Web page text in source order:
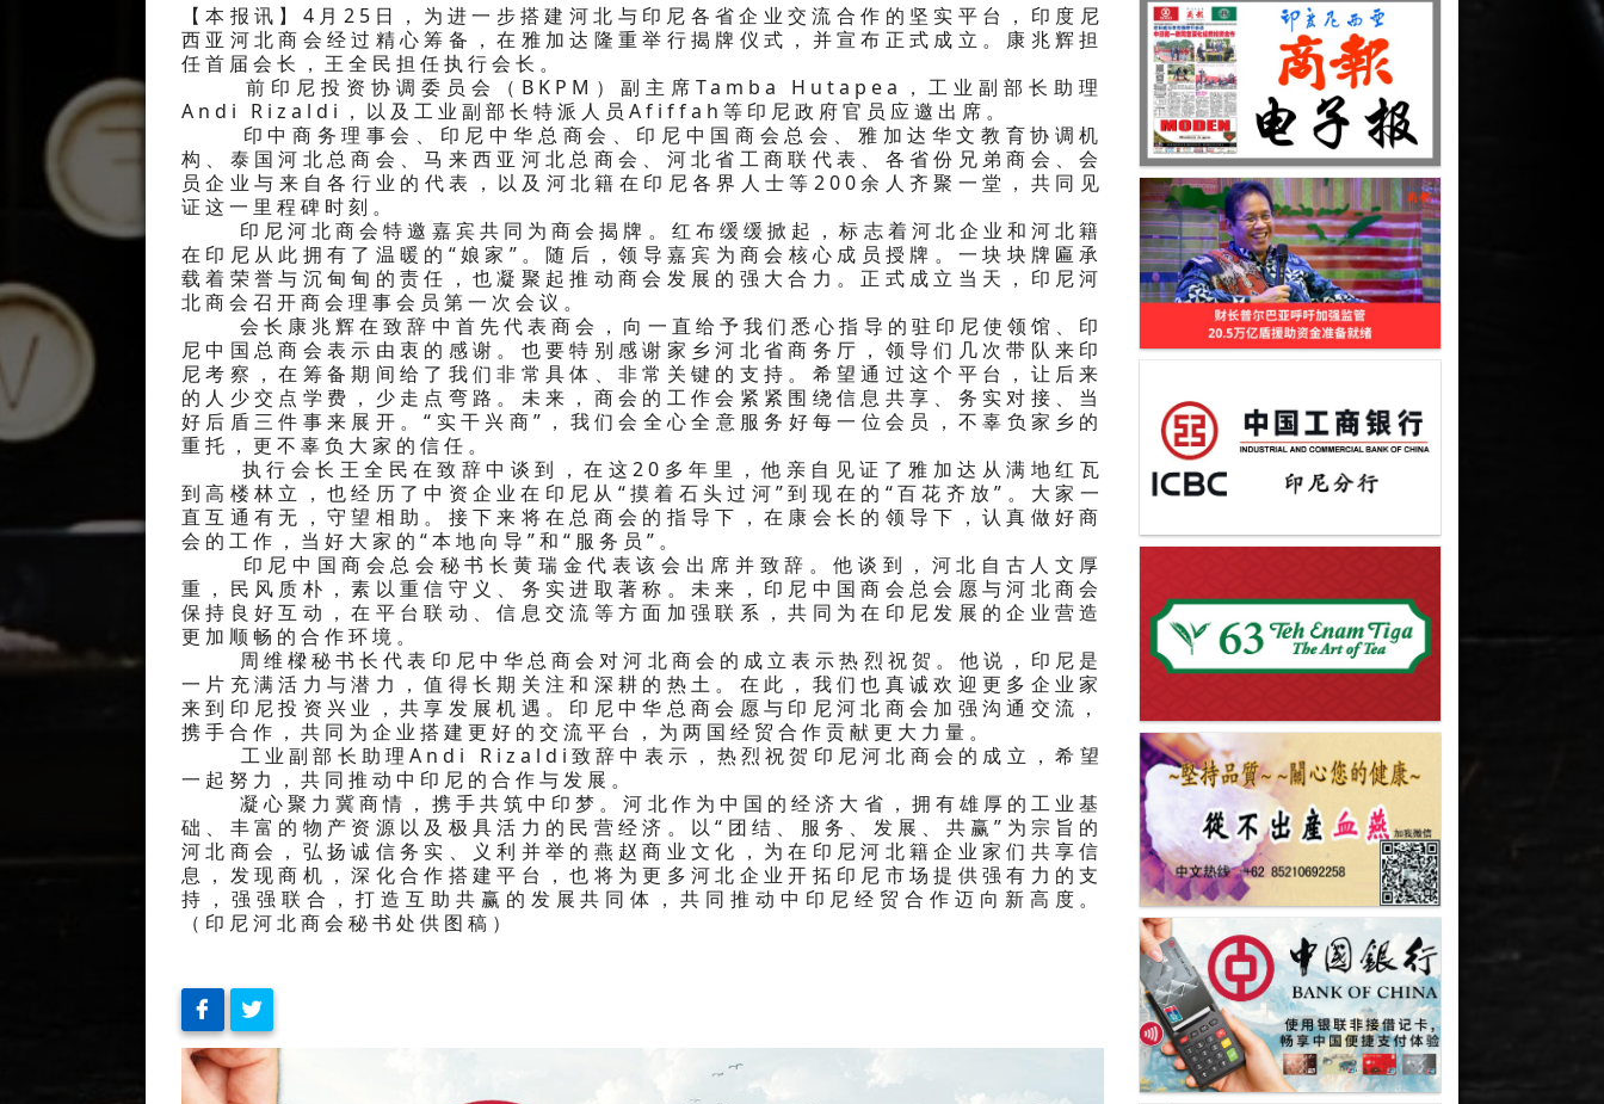
【本报讯】4月25日，为进一步搭建河北与印尼各省企业交流合作的坚实平台，印度尼
西亚河北商会经过精心筹备，在雅加达隆重举行揭牌仪式，并宣布正式成立。康兆辉担
任首届会长，王全民担任执行会长。
前印尼投资协调委员会（BKPM）副主席Tamba Hutapea，工业副部长助理
Andi Rizaldi，以及工业副部长特派人员Afiffah等印尼政府官员应邀出席。
印中商务理事会、印尼中华总商会、印尼中国商会总会、雅加达华文教育协调机
构、泰国河北总商会、马来西亚河北总商会、河北省工商联代表、各省份兄弟商会、会
员企业与来自各行业的代表，以及河北籍在印尼各界人士等200余人齐聚一堂，共同见
证这一里程碑时刻。
印尼河北商会特邀嘉宾共同为商会揭牌。红布缓缓掀起，标志着河北企业和河北籍
在印尼从此拥有了温暖的“娘家”。随后，领导嘉宾为商会核心成员授牌。一块块牌匾承
载着荣誉与沉甸甸的责任，也凝聚起推动商会发展的强大合力。正式成立当天，印尼河
北商会召开商会理事会员第一次会议。
会长康兆辉在致辞中首先代表商会，向一直给予我们悉心指导的驻印尼使领馆、印
尼中国总商会表示由衷的感谢。也要特别感谢家乡河北省商务厅，领导们几次带队来印
尼考察，在筹备期间给了我们非常具体、非常关键的支持。希望通过这个平台，让后来
的人少交点学费，少走点弯路。未来，商会的工作会紧紧围绕信息共享、务实对接、当
好后盾三件事来展开。“实干兴商”，我们会全心全意服务好每一位会员，不辜负家乡的
重托，更不辜负大家的信任。
执行会长王全民在致辞中谈到，在这20多年里，他亲自见证了雅加达从满地红瓦
到高楼林立，也经历了中资企业在印尼从“摸着石头过河”到现在的“百花齐放”。大家一
直互通有无，守望相助。接下来将在总商会的指导下，在康会长的领导下，认真做好商
会的工作，当好大家的“本地向导”和“服务员”。
印尼中国商会总会秘书长黄瑞金代表该会出席并致辞。他谈到，河北自古人文厚
重，民风质朴，素以重信守义、务实进取著称。未来，印尼中国商会总会愿与河北商会
保持良好互动，在平台联动、信息交流等方面加强联系，共同为在印尼发展的企业营造
更加顺畅的合作环境。
周维樑秘书长代表印尼中华总商会对河北商会的成立表示热烈祝贺。他说，印尼是
一片充满活力与潜力，值得长期关注和深耕的热土。在此，我们也真诚欢迎更多企业家
来到印尼投资兴业，共享发展机遇。印尼中华总商会愿与印尼河北商会加强沟通交流，
携手合作，共同为企业搭建更好的交流平台，为两国经贸合作贡献更大力量。
工业副部长助理Andi Rizaldi致辞中表示，热烈祝贺印尼河北商会的成立，希望
一起努力，共同推动中印尼的合作与发展。
凝心聚力冀商情，携手共筑中印梦。河北作为中国的经济大省，拥有雄厚的工业基
础、丰富的物产资源以及极具活力的民营经济。以“团结、服务、发展、共赢”为宗旨的
河北商会，弘扬诚信务实、义利并举的燕赵商业文化，为在印尼河北籍企业家们共享信
息，发现商机，深化合作搭建平台，也将为更多河北企业开拓印尼市场提供强有力的支
持，强强联合，打造互助共赢的发展共同体，共同推动中印尼经贸合作迈向新高度。
（印尼河北商会秘书处供图稿）